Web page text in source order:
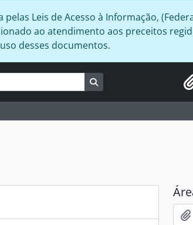
Leis de Acesso à Informação,
ao atendimento aos preceitos
desses documentos.
Busque na página de